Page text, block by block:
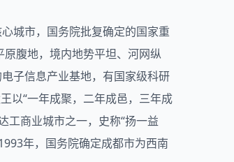
城市，国务院批复确定的国家重
腹地，境内地势平坦、河网纵
子信息产业基地，有国家级科研
以“一年成聚，二年成邑，三年成
工商业城市之一，史称“扬一益
年，国务院确定成都市为西南